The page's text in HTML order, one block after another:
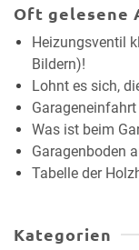
Oft gelesene
Heizungsventil
Bildern)!
Lohnt es sich,
Garageneinfahrt
Was ist beim
Garagenboden
Tabelle der
Kategorien